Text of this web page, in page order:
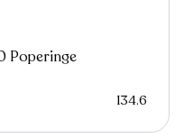
Poperinge
134.6